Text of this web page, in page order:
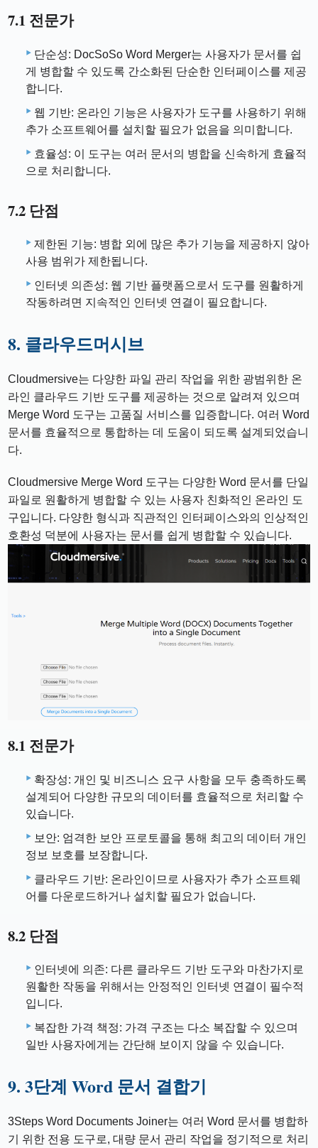
7.1 전문가
단순성: DocSoSo Word Merger는 사용자가 문서를 쉽
게 병합할 수 있도록 간소화된 단순한 인터페이스를 제공
합니다.
웹 기반: 온라인 기능은 사용자가 도구를 사용하기 위해
추가 소프트웨어를 설치할 필요가 없음을 의미합니다.
효율성: 이 도구는 여러 문서의 병합을 신속하게 효율적
으로 처리합니다.
7.2 단점
제한된 기능: 병합 외에 많은 추가 기능을 제공하지 않아
사용 범위가 제한됩니다.
인터넷 의존성: 웹 기반 플랫폼으로서 도구를 원활하게
작동하려면 지속적인 인터넷 연결이 필요합니다.
8. 클라우드머시브
Cloudmersive는 다양한 파일 관리 작업을 위한 광범위한 온
라인 클라우드 기반 도구를 제공하는 것으로 알려져 있으며
Merge Word 도구는 고품질 서비스를 입증합니다. 여러 Word
문서를 효율적으로 통합하는 데 도움이 되도록 설계되었습니
다.
Cloudmersive Merge Word 도구는 다양한 Word 문서를 단일
파일로 원활하게 병합할 수 있는 사용자 친화적인 온라인 도
구입니다. 다양한 형식과 직관적인 인터페이스와의 인상적인
호환성 덕분에 사용자는 문서를 쉽게 병합할 수 있습니다.
8.1 전문가
확장성: 개인 및 비즈니스 요구 사항을 모두 충족하도록
설계되어 다양한 규모의 데이터를 효율적으로 처리할 수
있습니다.
보안: 엄격한 보안 프로토콜을 통해 최고의 데이터 개인
정보 보호를 보장합니다.
클라우드 기반: 온라인이므로 사용자가 추가 소프트웨
어를 다운로드하거나 설치할 필요가 없습니다.
8.2 단점
인터넷에 의존: 다른 클라우드 기반 도구와 마찬가지로
원활한 작동을 위해서는 안정적인 인터넷 연결이 필수적
입니다.
복잡한 가격 책정: 가격 구조는 다소 복잡할 수 있으며
일반 사용자에게는 간단해 보이지 않을 수 있습니다.
9. 3단계 Word 문서 결합기
3Steps Word Documents Joiner는 여러 Word 문서를 병합하
기 위한 전용 도구로, 대량 문서 관리 작업을 정기적으로 처리